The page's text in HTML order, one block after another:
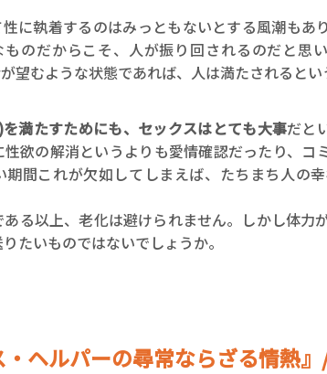
に執着するのはみっともないとする風潮もあ
ものだからこそ、人が振り回されるのだと思
望むような状態であれば、人は満たされるとい
満たすためにも、セックスはとても大事だと
欲の解消というよりも愛情確認だったり、コ
期間これが欠如してしまえば、たちまち人の
る以上、老化は避けられません。しかし体力
たいものではないでしょうか。
・ヘルパーの尋常ならざる情熱